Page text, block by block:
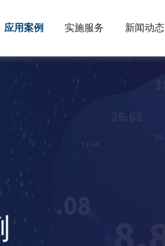
面料行业方案
方案 工贸一体管理方案
应用案例
外贸进出口应用
实施服务 新闻动态
签约新闻
人才理念 人才招聘